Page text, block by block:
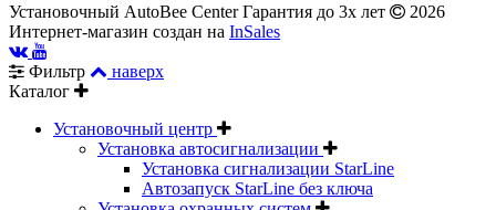
Установочный AutoBee Center Гарантия до 3х лет
2026
Интернет-магазин создан на InSales
Фильтр
наверх
Каталог
Установочный центр
Установка автосигнализации
Установка сигнализации StarLine
Автозапуск StarLine без ключа